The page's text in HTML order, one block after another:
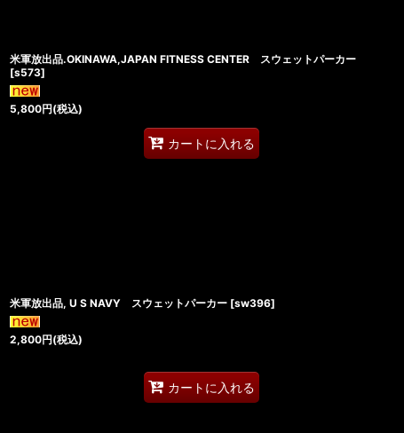
米軍放出品.OKINAWA,JAPAN FITNESS CENTER スウェットパーカー
[s573]
5,800円(税込)
カートに入れる
米軍放出品, U S NAVY スウェットパーカー [sw396]
2,800円(税込)
カートに入れる